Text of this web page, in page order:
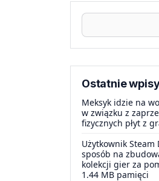
Ostatnie
Meksyk idzie na
w związku z
fizycznych płyt z
Użytkownik Steam
sposób na
kolekcji gier za
1.44 MB pamięci